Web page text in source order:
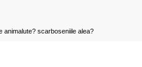
animalute? scarboseniile alea?